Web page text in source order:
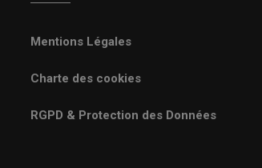
Mentions Légales
Charte des cookies
RGPD & Protection des Données